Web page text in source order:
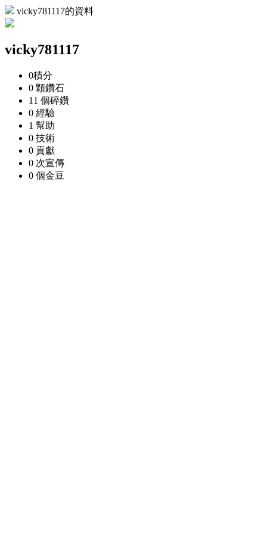
vicky781117的資料
vicky781117
0積分
0 顆鑽石
11 個碎鑽
0 經驗
1 幫助
0 技術
0 貢獻
0 次宣傳
0 個金豆